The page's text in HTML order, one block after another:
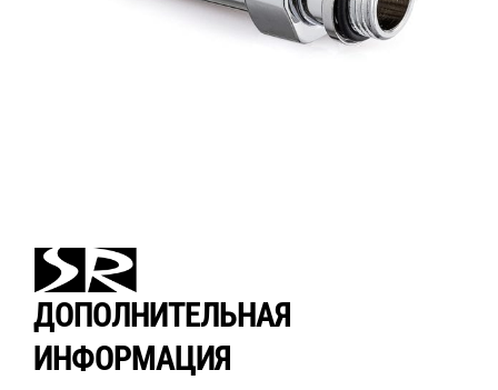
ДОПОЛНИТЕЛЬНАЯ
ИНФОРМАЦИЯ